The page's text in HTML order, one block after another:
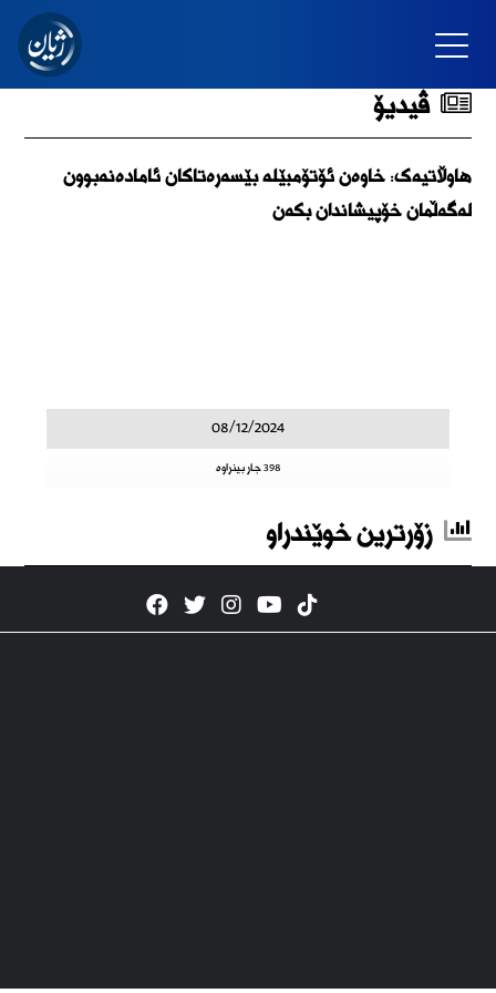
ڤیدیۆ
هاوڵاتیەک: خاوەن ئۆتۆمبێلە بێسەرەتاکان ئامادەنەبوون
لەگەڵمان خۆپیشاندان بکەن
08/12/2024
398 جار بینراوە
زۆرترین خوێندراو